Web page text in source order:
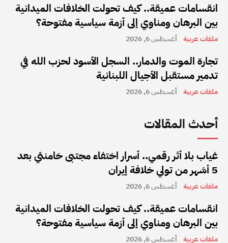
انقسامات عميقة.. كيف تحولت الخلافات الميدانية
بين البرهان ومناوي إلى أزمة سياسية مفتوحة؟
ملفات عربية أغسطس 6, 2026
تجارة الموت والدمار.. السجل الأسود لحزب الله في
تدمير مستقبل الأجيال اللبنانية
ملفات عربية أغسطس 6, 2026
أحدث المقالات
غياب بلا أثر رقمي.. أسرار اختفاء مجتبى خامنئي بعد
5 أشهر من تولي خلافة إيران
ملفات عربية أغسطس 6, 2026
انقسامات عميقة.. كيف تحولت الخلافات الميدانية
بين البرهان ومناوي إلى أزمة سياسية مفتوحة؟
ملفات عربية أغسطس 6, 2026